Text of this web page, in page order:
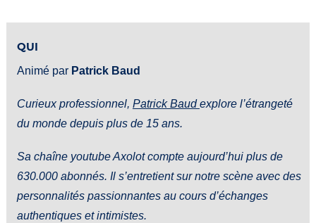
QUI
Animé par Patrick Baud
Curieux professionnel, Patrick Baudexplore l’étrangeté
du monde depuis plus de 15 ans.
Sa chaîne youtube Axolot compte aujourd’hui plus de
630.000 abonnés. Il s’entretient sur notre scène avec des
personnalités passionnantes au cours d’échanges
authentiques et intimistes.